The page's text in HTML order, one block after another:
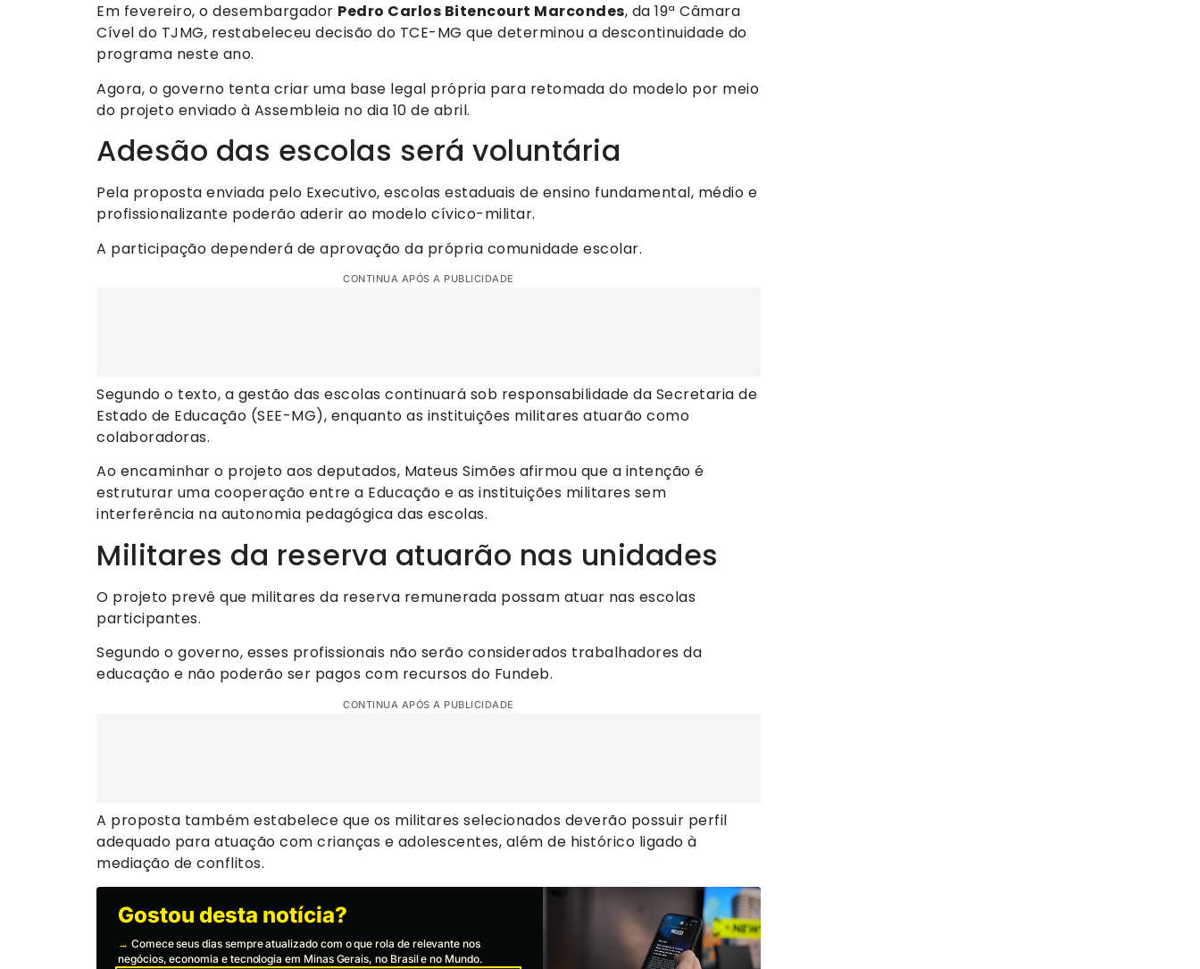
Em fevereiro, o desembargador Pedro Carlos Bitencourt Marcondes, da 19ª Câmara
Cível do TJMG, restabeleceu decisão do TCE-MG que determinou a descontinuidade do
programa neste ano.
Agora, o governo tenta criar uma base legal própria para retomada do modelo por meio
do projeto enviado à Assembleia no dia 10 de abril.
Adesão das escolas será voluntária
Pela proposta enviada pelo Executivo, escolas estaduais de ensino fundamental, médio e
profissionalizante poderão aderir ao modelo cívico-militar.
A participação dependerá de aprovação da própria comunidade escolar.
CONTINUA APÓS A PUBLICIDADE
Segundo o texto, a gestão das escolas continuará sob responsabilidade da Secretaria de
Estado de Educação (SEE-MG), enquanto as instituições militares atuarão como
colaboradoras.
Ao encaminhar o projeto aos deputados, Mateus Simões afirmou que a intenção é
estruturar uma cooperação entre a Educação e as instituições militares sem
interferência na autonomia pedagógica das escolas.
Militares da reserva atuarão nas unidades
O projeto prevê que militares da reserva remunerada possam atuar nas escolas
participantes.
Segundo o governo, esses profissionais não serão considerados trabalhadores da
educação e não poderão ser pagos com recursos do Fundeb.
CONTINUA APÓS A PUBLICIDADE
A proposta também estabelece que os militares selecionados deverão possuir perfil
adequado para atuação com crianças e adolescentes, além de histórico ligado à
mediação de conflitos.
Gostou desta notícia?
→ Comece seus dias sempre atualizado com o que rola de relevante nos
negócios, economia e tecnologia em Minas Gerais, no Brasil e no Mundo.